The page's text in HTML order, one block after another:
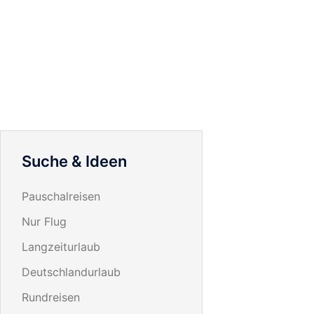
Suche & Ideen
Pauschalreisen
Nur Flug
Langzeiturlaub
Deutschlandurlaub
Rundreisen